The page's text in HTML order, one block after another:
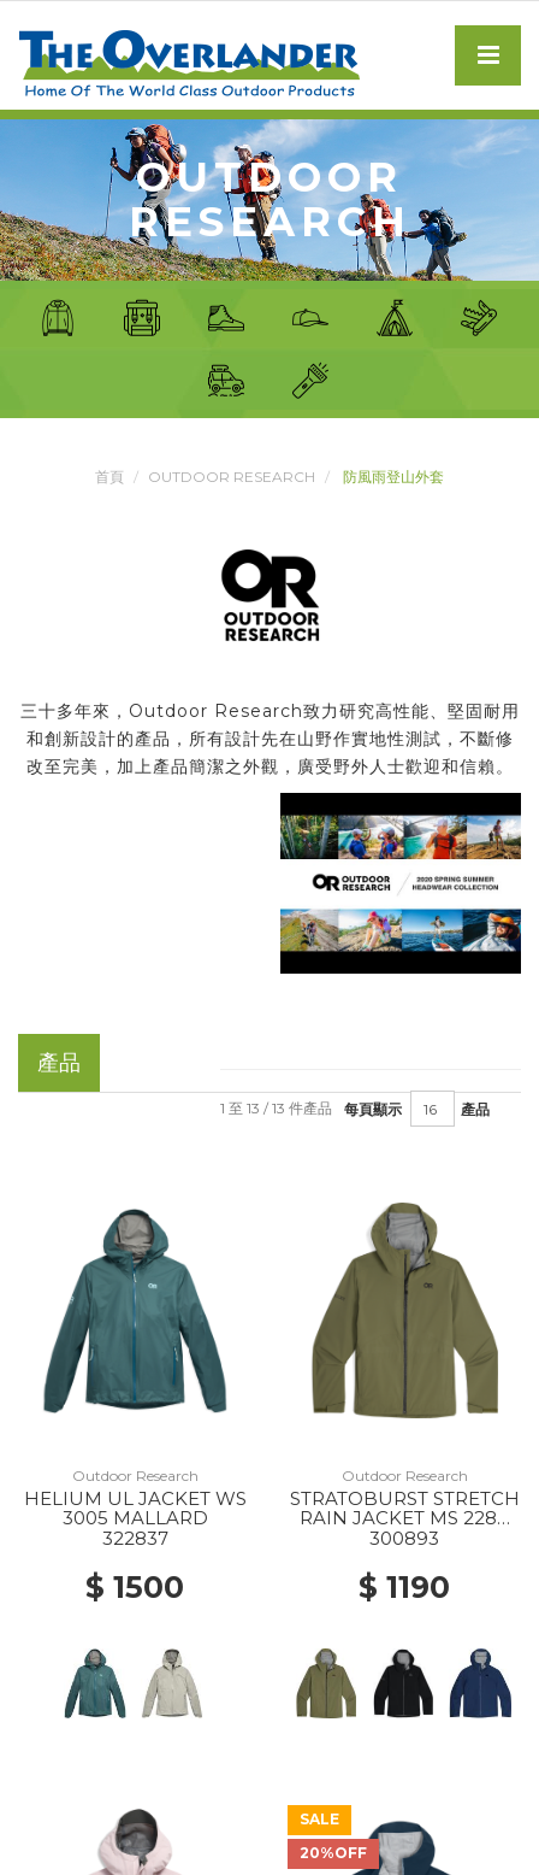
OUTDOOR
RESEARCH
首頁 OUTDOOR RESEARCH 防風雨登山外套
三十多年來，Outdoor Research致力研究高性能、堅固耐用
和創新設計的產品，所有設計先在山野作實地性測試，不斷修
改至完美，加上產品簡潔之外觀，廣受野外人士歡迎和信賴。
產品
每頁顯示 產品
1 至 13 / 13 件產品
Outdoor Research
HELIUM UL JACKET WS
3005 MALLARD
322837
$ 1500
Outdoor Research
STRATOBURST STRETCH
RAIN JACKET MS 2288
RANGER GREEN
300893
$ 1190
SALE
20%OFF